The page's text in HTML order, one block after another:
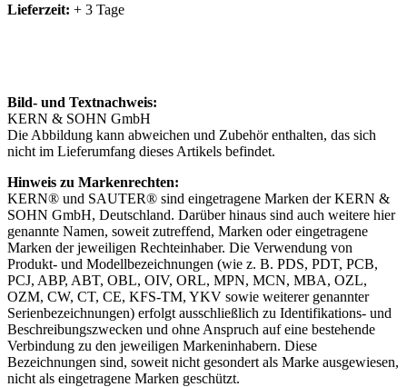
Lieferzeit: + 3 Tage
Bild- und Textnachweis:
KERN & SOHN GmbH
Die Abbildung kann abweichen und Zubehör enthalten, das sich
nicht im Lieferumfang dieses Artikels befindet.
Hinweis zu Markenrechten:
KERN® und SAUTER® sind eingetragene Marken der KERN &
SOHN GmbH, Deutschland. Darüber hinaus sind auch weitere hier
genannte Namen, soweit zutreffend, Marken oder eingetragene
Marken der jeweiligen Rechteinhaber. Die Verwendung von
Produkt- und Modellbezeichnungen (wie z. B. PDS, PDT, PCB,
PCJ, ABP, ABT, OBL, OIV, ORL, MPN, MCN, MBA, OZL,
OZM, CW, CT, CE, KFS-TM, YKV sowie weiterer genannter
Serienbezeichnungen) erfolgt ausschließlich zu Identifikations- und
Beschreibungszwecken und ohne Anspruch auf eine bestehende
Verbindung zu den jeweiligen Markeninhabern. Diese
Bezeichnungen sind, soweit nicht gesondert als Marke ausgewiesen,
nicht als eingetragene Marken geschützt.